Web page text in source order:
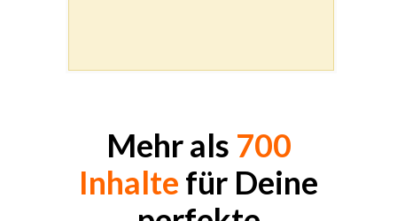
Mehr als 700
Inhalte für Deine